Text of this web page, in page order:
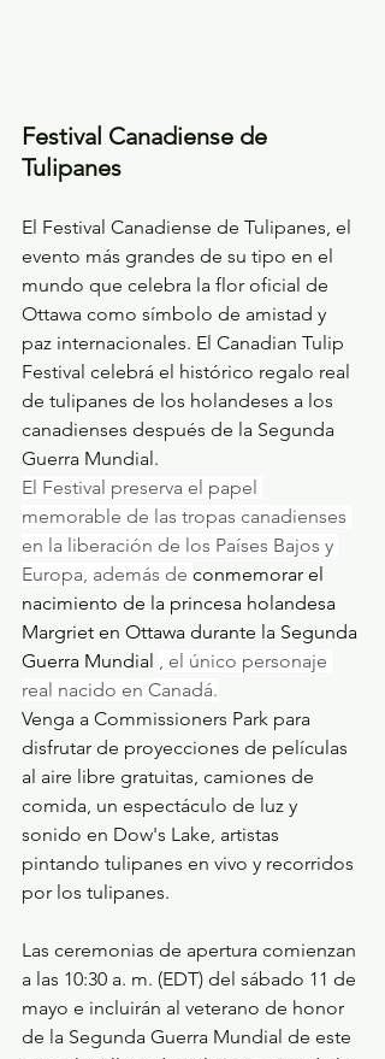
Festival Canadiense de
Tulipanes
El Festival Canadiense de Tulipanes, el
evento más grandes de su tipo en el
mundo que celebra la flor oficial de
Ottawa como símbolo de amistad y
paz internacionales. El Canadian Tulip
Festival celebrá el histórico regalo real
de tulipanes de los holandeses a los
canadienses después de la Segunda
Guerra Mundial.
El Festival preserva el papel
memorable de las tropas canadienses
en la liberación de los Países Bajos y
Europa, además de conmemorar el
nacimiento de la princesa holandesa
Margriet en Ottawa durante la Segunda
Guerra Mundial , el único personaje
real nacido en Canadá.
Venga a Commissioners Park para
disfrutar de proyecciones de películas
al aire libre gratuitas, camiones de
comida, un espectáculo de luz y
sonido en Dow's Lake, artistas
pintando tulipanes en vivo y recorridos
por los tulipanes.
Las ceremonias de apertura comienzan
a las 10:30 a. m. (EDT) del sábado 11 de
mayo e incluirán al veterano de honor
de la Segunda Guerra Mundial de este